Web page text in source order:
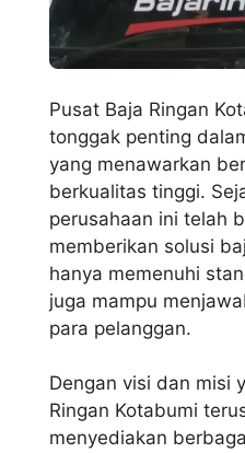
Pusat Baja Ringan
tonggak penting
yang menawarkan
berkualitas tinggi.
perusahaan ini telah
memberikan solusi
hanya memenuhi
juga mampu
para pelanggan.
Dengan visi dan misi
Ringan Kotabumi
menyediakan